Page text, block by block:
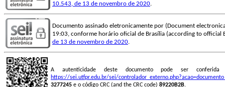
10.543, de 13 de novembro de 2020.
Documento assinado eletronicamente por (Document
19:03, conforme horário oficial de Brasília (according to official
de 13 de novembro de 2020.
A autenticidade deste documento pode ser
https://sei.utfpr.edu.br/sei/
3277245 e o código CRC (and the CRC code) 89220B2B.